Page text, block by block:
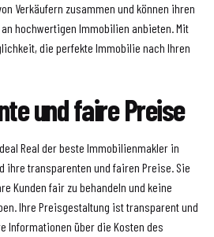
Verkäufern zusammen und können ihren
hochwertigen Immobilien anbieten. Mit
die perfekte Immobilie nach Ihren
und faire Preise
Real der beste Immobilienmakler in
ihre transparenten und fairen Preise. Sie
Kunden fair zu behandeln und keine
Ihre Preisgestaltung ist transparent und
Informationen über die Kosten des